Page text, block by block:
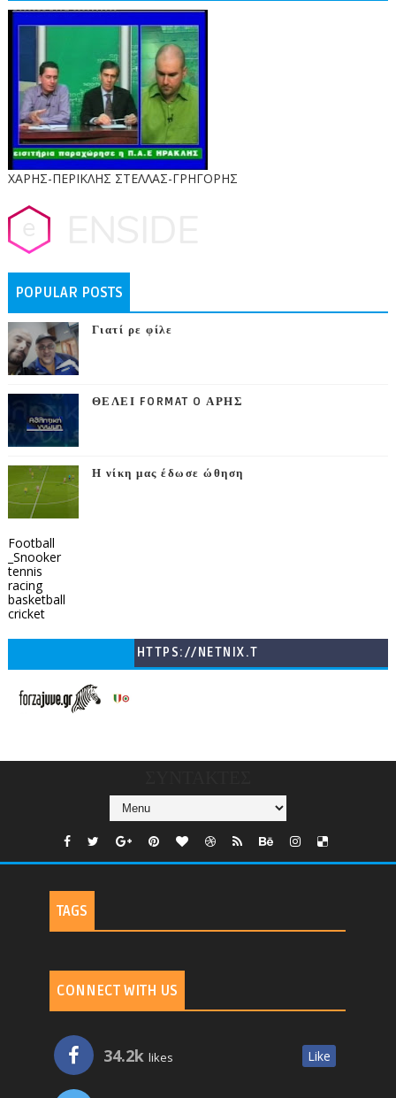
ΧΑΡΗΣ-ΠΕΡΙΚΛΗΣ ΣΤΕΛΛΑΣ-ΓΡΗΓΟΡΗΣ
POPULAR POSTS
Γιατί ρε φίλε
ΘΕΛΕΙ FORMAT O ΑΡΗΣ
Η νίκη μας έδωσε ώθηση
Football
_Snooker
tennis
racing
basketball
cricket
HTTPS://NETNIX.T
TAGS
CONNECT WITH US
34.2k likes Like